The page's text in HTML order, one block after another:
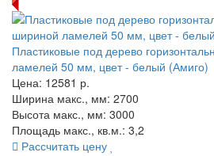
Пластиковые под дерево
ламелей 50 мм, цвет - белый (Амиго)
Цена: 12581 р.
Ширина макс., мм: 2700
Высота макс., мм: 3000
Площадь макс., кв.м.: 3,2
Рассчитать цену